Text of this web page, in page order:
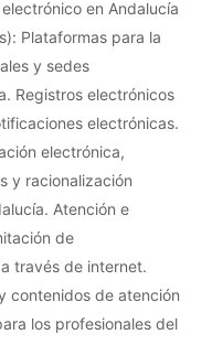
en Andalucía
Plataformas para la
y sedes
Registros electrónicos
electrónicas.
electrónica,
y racionalización
Atención e
de
través de internet.
contenidos de atención
los profesionales del